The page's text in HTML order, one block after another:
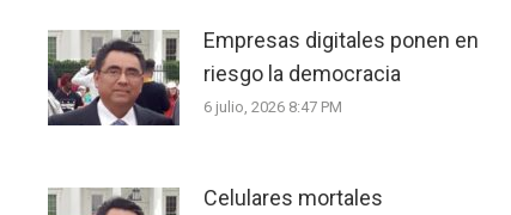
Empresas digitales ponen en
riesgo la democracia
6 julio, 2026 8:47 PM
Celulares mortales